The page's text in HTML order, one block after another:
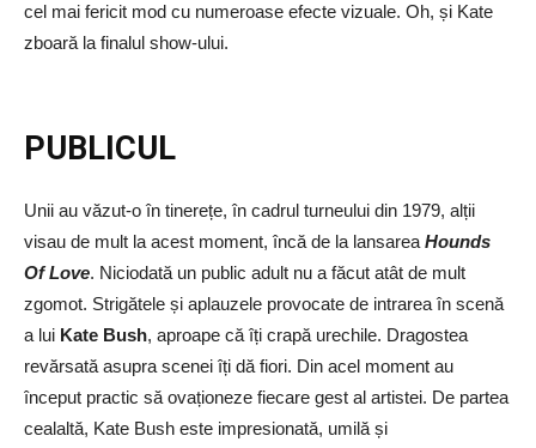
cel mai fericit mod cu numeroase efecte vizuale. Oh, și Kate
zboară la finalul show-ului.
PUBLICUL
Unii au văzut-o în tinerețe, în cadrul turneului din 1979, alții
visau de mult la acest moment, încă de la lansarea Hounds
Of Love. Niciodată un public adult nu a făcut atât de mult
zgomot. Strigătele și aplauzele provocate de intrarea în scenă
a lui Kate Bush, aproape că îți crapă urechile. Dragostea
revărsată asupra scenei îți dă fiori. Din acel moment au
început practic să ovaționeze fiecare gest al artistei. De partea
cealaltă, Kate Bush este impresionată, umilă și